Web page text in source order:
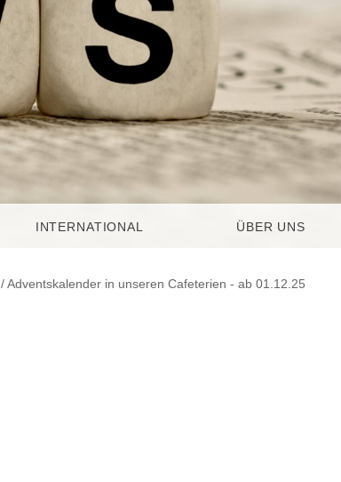
INTERNATIONAL ÜBER UNS
/ Adventskalender in unseren Cafeterien - ab 01.12.25